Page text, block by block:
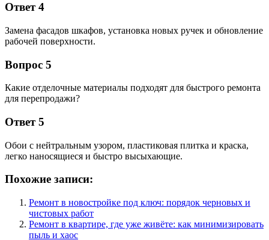
Ответ 4
Замена фасадов шкафов, установка новых ручек и обновление
рабочей поверхности.
Вопрос 5
Какие отделочные материалы подходят для быстрого ремонта
для перепродажи?
Ответ 5
Обои с нейтральным узором, пластиковая плитка и краска,
легко наносящиеся и быстро высыхающие.
Похожие записи:
Ремонт в новостройке под ключ: порядок черновых и
чистовых работ
Ремонт в квартире, где уже живёте: как минимизировать
пыль и хаос